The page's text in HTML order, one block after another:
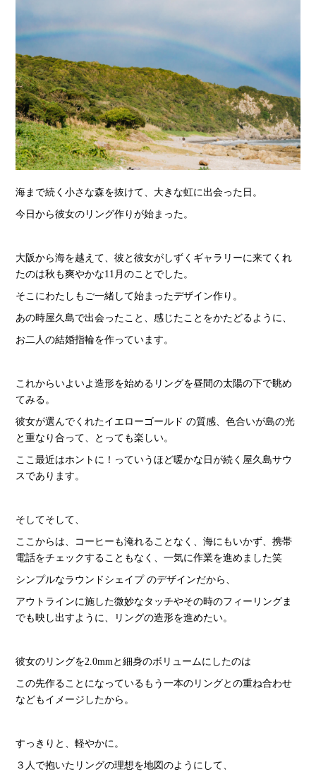
海まで続く小さな森を抜けて、大きな虹に出会った日。
今日から彼女のリング作りが始まった。
大阪から海を越えて、彼と彼女がしずくギャラリーに来てくれ
たのは秋も爽やかな11月のことでした。
そこにわたしもご一緒して始まったデザイン作り。
あの時屋久島で出会ったこと、感じたことをかたどるように、
お二人の結婚指輪を作っています。
これからいよいよ造形を始めるリングを昼間の太陽の下で眺め
てみる。
彼女が選んでくれたイエローゴールド の質感、色合いが島の光
と重なり合って、とっても楽しい。
ここ最近はホントに！っていうほど暖かな日が続く屋久島サウ
スであります。
そしてそして、
ここからは、コーヒーも淹れることなく、海にもいかず、携帯
電話をチェックすることもなく、一気に作業を進めました笑
シンプルなラウンドシェイプ のデザインだから、
アウトラインに施した微妙なタッチやその時のフィーリングま
でも映し出すように、リングの造形を進めたい。
彼女のリングを2.0mmと細身のボリュームにしたのは
この先作ることになっているもう一本のリングとの重ね合わせ
などもイメージしたから。
すっきりと、軽やかに。
３人で抱いたリングの理想を地図のようにして、